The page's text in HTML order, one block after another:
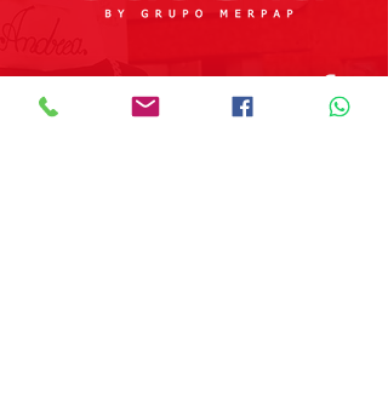
Preguntas Frecuentes
Tienda